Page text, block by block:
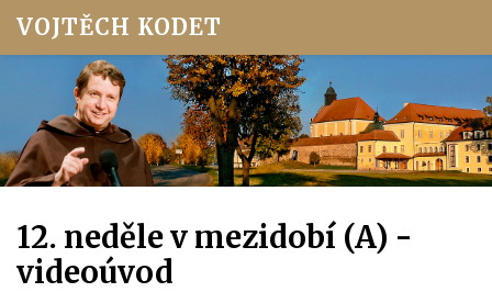
VOJTĚCH KODET
12. neděle v mezidobí (A) -
videoúvod